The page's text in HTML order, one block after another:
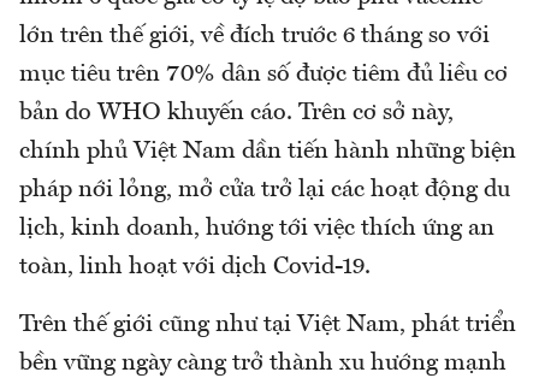
lớn trên thế giới, về đích trước 6 tháng so với
mục tiêu trên 70% dân số được tiêm đủ liều cơ
bản do WHO khuyến cáo. Trên cơ sở này,
chính phủ Việt Nam dần tiến hành những biện
pháp nới lỏng, mở cửa trở lại các hoạt động du
lịch, kinh doanh, hướng tới việc thích ứng an
toàn, linh hoạt với dịch Covid-19.
Trên thế giới cũng như tại Việt Nam, phát triển
bền vững ngày càng trở thành xu hướng mạnh